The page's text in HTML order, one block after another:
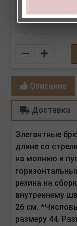
Количество
Описание
Доставка
Элегантные
длине со
на молнию и
резина на
внутреннему
26 см.
размеру 44.